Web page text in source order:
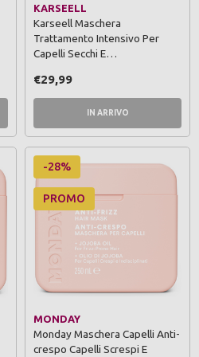
KARSEELL
Karseell Maschera
Trattamento Intensivo Per
Capelli Secchi E…
€29,99
IN ARRIVO
-28%
PROMO
MONDAY
Monday Maschera Capelli Anti-
crespo Capelli Screspi E